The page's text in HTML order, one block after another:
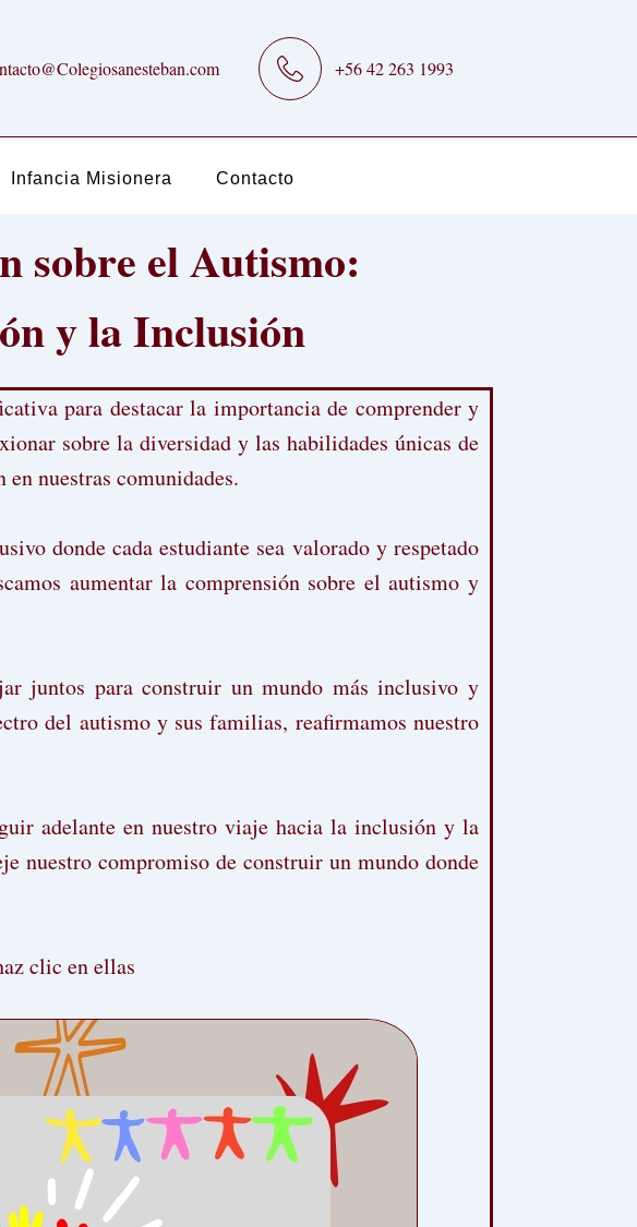
+56 42 263 1993
Infancia Misionera Contacto
sobre el Autismo:
y la Inclusión
para destacar la importancia de comprender y
sobre la diversidad y las habilidades únicas de
nuestras comunidades.
donde cada estudiante sea valorado y respetado
aumentar la comprensión sobre el autismo y
juntos para construir un mundo más inclusivo y
del autismo y sus familias, reafirmamos nuestro
adelante en nuestro viaje hacia la inclusión y la
nuestro compromiso de construir un mundo donde
clic en ellas